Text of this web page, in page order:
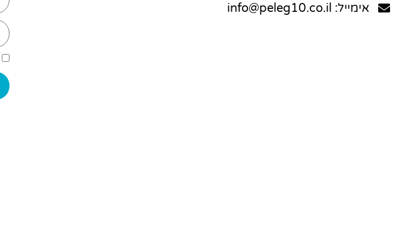
אימייל: info@peleg10.co.il